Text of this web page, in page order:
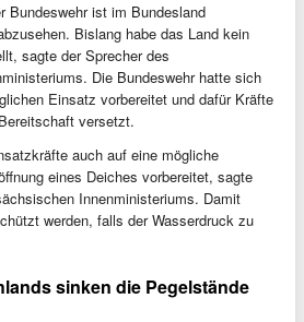
Bundeswehr ist im Bundesland
Bislang habe das Land kein
sagte der Sprecher des
Die Bundeswehr hatte sich
Einsatz vorbereitet und dafür Kräfte
versetzt.
auch auf eine mögliche
eines Deiches vorbereitet, sagte
Innenministeriums. Damit
werden, falls der Wasserdruck zu
sinken die Pegelstände